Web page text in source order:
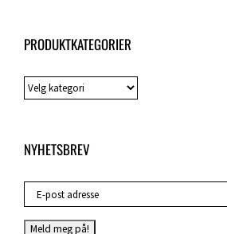
PRODUKTKATEGORIER
NYHETSBREV